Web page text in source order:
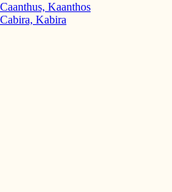
Caanthus, Kaanthos
Cabira, Kabira